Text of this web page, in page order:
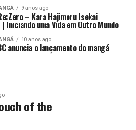
9 anos ago
– Kara Hajimeru Isekai
Iniciando uma Vida em Outro Mundo
10 anos ago
anuncia o lançamento do mangá
of the